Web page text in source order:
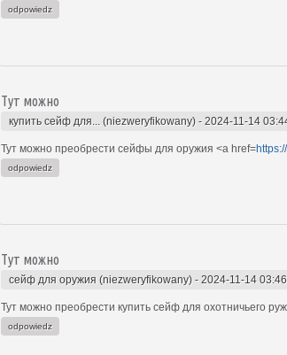
odpowiedz
Тут можно
купить сейф для... (niezweryfikowany) - 2024-11-14
Тут можно преобрести сейфы для оружия <a href=
odpowiedz
Тут можно
сейф для оружия (niezweryfikowany) - 2024-11-14 03:46
Тут можно преобрести купить сейф для охотничьего
odpowiedz